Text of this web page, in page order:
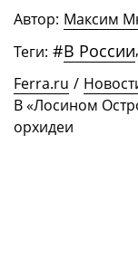
Автор: Максим
Теги: #В России,
Ferra.ru /
В «Лосином
орхидеи